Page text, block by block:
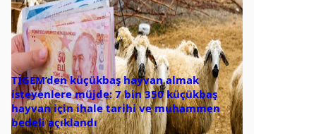
TİGEM’den küçükbaş hayvan almak
isteyenlere müjde: 7 bin 350 küçükbaş
hayvan için ihale tarihi ve muhammen
bedeli açıklandı